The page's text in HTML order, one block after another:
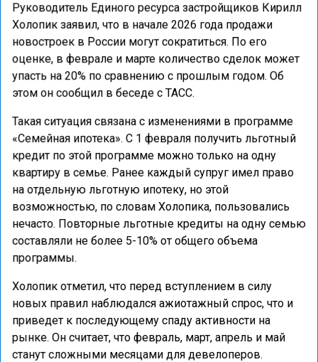
Руководитель Единого ресурса застройщиков Кирилл
Холопик заявил, что в начале 2026 года продажи
новостроек в России могут сократиться. По его
оценке, в феврале и марте количество сделок может
упасть на 20% по сравнению с прошлым годом. Об
этом он сообщил в беседе с ТАСС.
Такая ситуация связана с изменениями в программе
«Семейная ипотека». С 1 февраля получить льготный
кредит по этой программе можно только на одну
квартиру в семье. Ранее каждый супруг имел право
на отдельную льготную ипотеку, но этой
возможностью, по словам Холопика, пользовались
нечасто. Повторные льготные кредиты на одну семью
составляли не более 5-10% от общего объема
программы.
Холопик отметил, что перед вступлением в силу
новых правил наблюдался ажиотажный спрос, что и
приведет к последующему спаду активности на
рынке. Он считает, что февраль, март, апрель и май
станут сложными месяцами для девелоперов.